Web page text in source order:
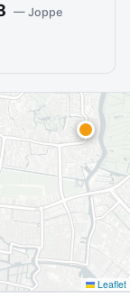
— Joppe
Leaflet